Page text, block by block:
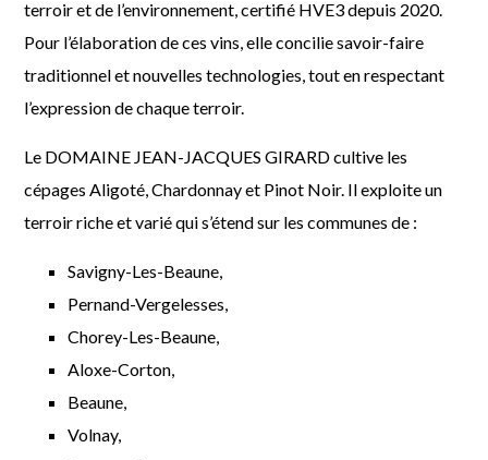
terroir et de l’environnement, certifié HVE3 depuis 2020.
Pour l’élaboration de ces vins, elle concilie savoir-faire
traditionnel et nouvelles technologies, tout en respectant
l’expression de chaque terroir.
Le DOMAINE JEAN-JACQUES GIRARD cultive les
cépages Aligoté, Chardonnay et Pinot Noir. Il exploite un
terroir riche et varié qui s’étend sur les communes de :
Savigny-Les-Beaune,
Pernand-Vergelesses,
Chorey-Les-Beaune,
Aloxe-Corton,
Beaune,
Volnay,